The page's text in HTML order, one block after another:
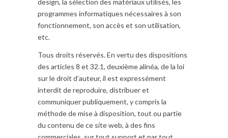
design, la sélection des matériaux utilisés, les
programmes informatiques nécessaires à son
fonctionnement, son accès et son utilisation,
etc.
Tous droits réservés. En vertu des dispositions
des articles 8 et 32.1, deuxième alinéa, de la loi
sur le droit d’auteur, il est expressément
interdit de reproduire, distribuer et
communiquer publiquement, y compris la
méthode de mise à disposition, tout ou partie
du contenu de ce site web, à des fins